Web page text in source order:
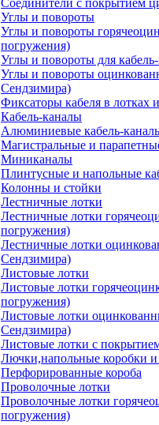
Соединители с покрытием
Углы и повороты
Углы и повороты
погружения)
Углы и повороты для
Углы и повороты
Сендзимира)
Фиксаторы кабеля в лотках
Кабель-каналы
Алюминиевые кабель-
Магистральные и
Миниканалы
Плинтусные и напольные
Колонны и стойки
Лестничные лотки
Лестничные лотки
погружения)
Лестничные лотки
Сендзимира)
Листовые лотки
Листовые лотки
погружения)
Листовые лотки
Сендзимира)
Листовые лотки с
Лючки,напольные коробки и
Перфорированные короба
Проволочные лотки
Проволочные лотки
погружения)